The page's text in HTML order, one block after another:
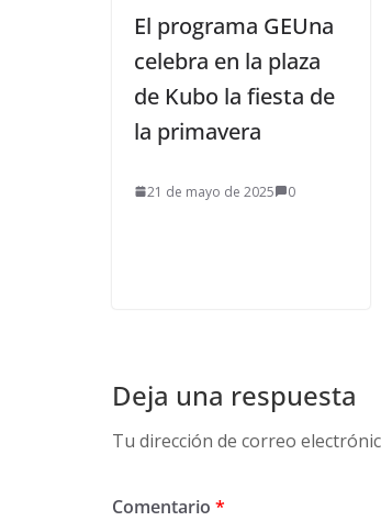
El programa GEUna
celebra en la plaza
de Kubo la fiesta de
la primavera
21 de mayo de 2025 0
Deja una respuesta
Tu dirección de correo
Comentario *